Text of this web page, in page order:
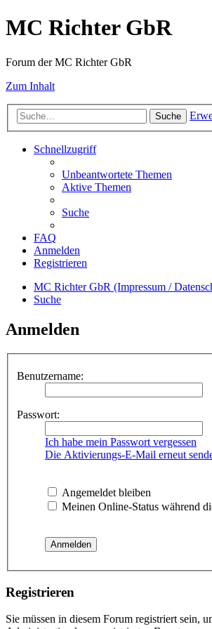
MC Richter GbR
Forum der MC Richter GbR
Zum Inhalt
Suche
Schnellzugriff
Unbeantwortete Themen
Aktive Themen
Suche
FAQ
Anmelden
Registrieren
MC Richter GbR (Impressum /
Suche
Anmelden
Benutzername:
Passwort:
Ich habe mein Passwort vergessen
Die Aktivierungs-E-Mail erneut
Angemeldet bleiben
Meinen Online-Status während
Registrieren
Sie müssen in diesem Forum registriert sein,